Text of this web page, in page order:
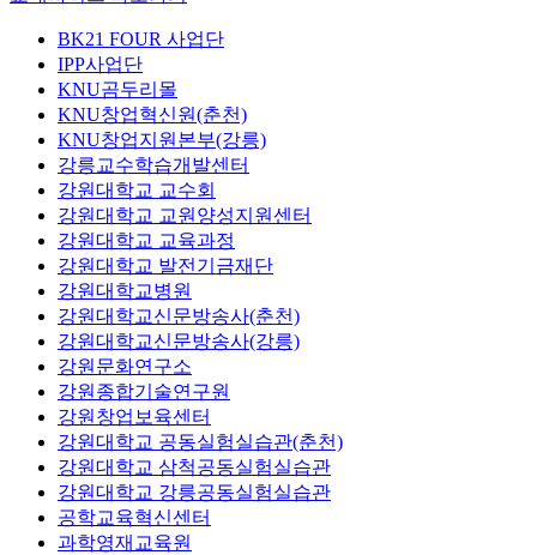
BK21 FOUR 사업단
IPP사업단
KNU곰두리몰
KNU창업혁신원(춘천)
KNU창업지원본부(강릉)
강릉교수학습개발센터
강원대학교 교수회
강원대학교 교원양성지원센터
강원대학교 교육과정
강원대학교 발전기금재단
강원대학교병원
강원대학교신문방송사(춘천)
강원대학교신문방송사(강릉)
강원문화연구소
강원종합기술연구원
강원창업보육센터
강원대학교 공동실험실습관(춘천)
강원대학교 삼척공동실험실습관
강원대학교 강릉공동실험실습관
공학교육혁신센터
과학영재교육원